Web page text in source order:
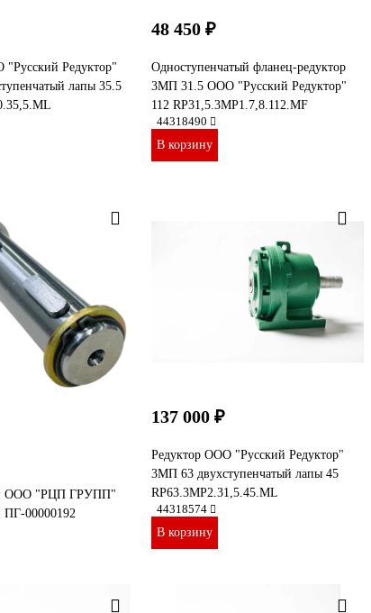
"Русский Редуктор"
лапы 35.5
48 450 ₽
Одноступенчатый фланец-редуктор
3МП 31.5 ООО "Русский Редуктор"
112 RP31,5.3MP1.7,8.112.MF
44318490
В корзину
ООО "РЦП ГРУПП"
ПГ-00000192
137 000 ₽
Редуктор ООО "Русский Редуктор"
3МП 63 двухступенчатый лапы 45
RP63.3MP2.31,5.45.ML
44318574
В корзину